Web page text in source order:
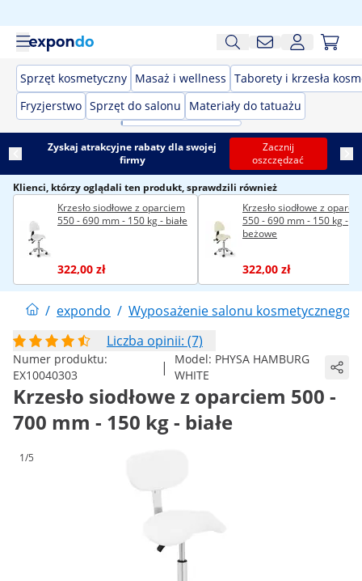
Sprzęt kosmetyczny Masaż i wellness Taborety i krzesła
Fryzjerstwo Sprzęt do salonu Materiały do tatuażu
Zyskaj atrakcyjne rabaty dla swojej
firmy
Zacznij
oszczędzać
Klienci, którzy oglądali ten produkt, sprawdzili również
Krzesło siodłowe z oparciem
550 - 690 mm - 150 kg - białe
322,00 zł
Krzesło siodłowe z
550 - 690 mm - 150 kg -
beżowe
322,00 zł
/ expondo / Wyposażenie salonu kosmetycznego
Liczba opinii: (7)
Numer produktu:
EX10040303
| Model: PHYSA HAMBURG
WHITE
Krzesło siodłowe z oparciem 500 -
700 mm - 150 kg - białe
1/5